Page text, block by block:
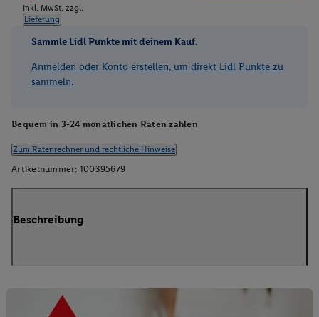
inkl. MwSt. zzgl.
Lieferung
Sammle Lidl Punkte mit deinem Kauf.
Anmelden oder Konto erstellen, um direkt Lidl Punkte zu
sammeln.
Bequem in 3-24 monatlichen Raten zahlen
Zum Ratenrechner und rechtliche Hinweise
Artikelnummer: 100395679
Beschreibung